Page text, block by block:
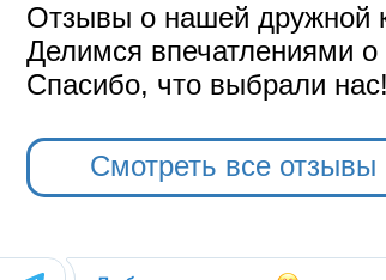
Отзывы о нашей дружной
Делимся впечатлениями о
Спасибо, что выбрали нас!
Смотреть все отзывы